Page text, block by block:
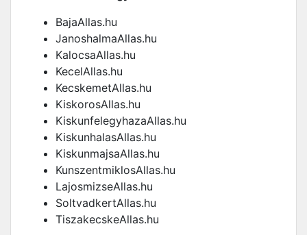
BajaAllas.hu
JanoshalmaAllas.hu
KalocsaAllas.hu
KecelAllas.hu
KecskemetAllas.hu
KiskorosAllas.hu
KiskunfelegyhazaAllas.hu
KiskunhalasAllas.hu
KiskunmajsaAllas.hu
KunszentmiklosAllas.hu
LajosmizseAllas.hu
SoltvadkertAllas.hu
TiszakecskeAllas.hu